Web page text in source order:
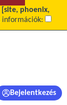
[site, phoenix,
információk:
Bejelentkezés